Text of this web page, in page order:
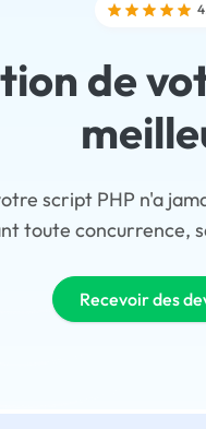
de
script PHP n'a
toute concurrence,
Recevoir des